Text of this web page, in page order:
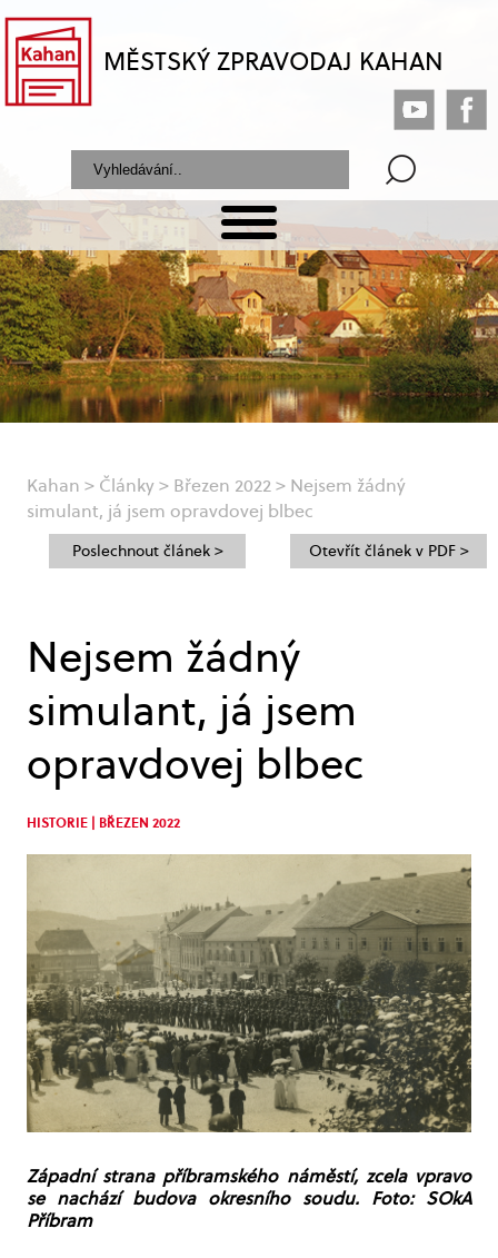
MĚSTSKÝ ZPRAVODAJ KAHAN
Kahan > Články> Březen 2022> Nejsem žádný
simulant, já jsem opravdovej blbec
Nejsem žádný
simulant, já jsem
opravdovej blbec
HISTORIE | BŘEZEN 2022
Západní strana příbramského náměstí, zcela vpravo
se nachází budova okresního soudu. Foto: SOkA
Příbram
Poslechnout článek > Otevřít článek v PDF >